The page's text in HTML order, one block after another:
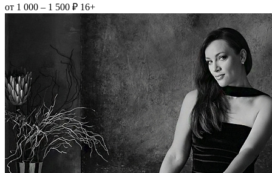
от 1 000 – 1 500 ₽ 16+